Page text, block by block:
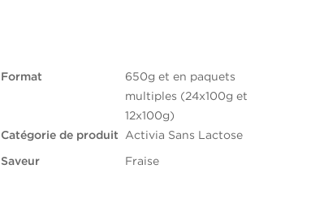
Glucides 12g
Sucres
Format
650g et en paquets
multiples (24x100g et
12x100g)
Catégorie de produit Activia Sans Lactose
Saveur
Fraise